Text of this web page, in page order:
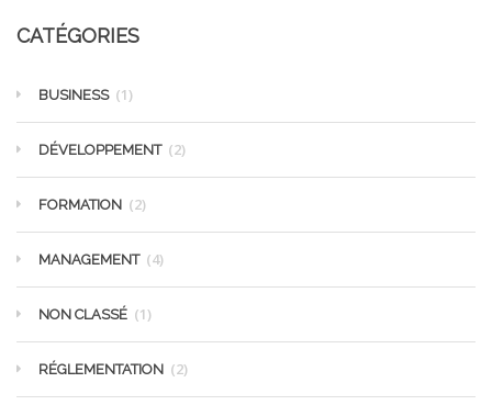
CATÉGORIES
BUSINESS (1)
DÉVELOPPEMENT (2)
FORMATION (2)
MANAGEMENT (4)
NON CLASSÉ (1)
RÉGLEMENTATION (2)